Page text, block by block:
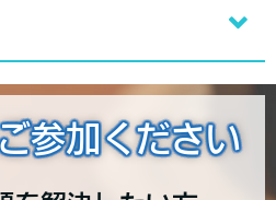
参加ください